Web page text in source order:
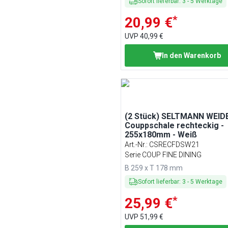
20,99 €*
UVP 40,99 €
In den Warenkorb
(2 Stück) SELTMANN
Couppschale rechteckig -
255x180mm - Weiß
Art.-Nr.: CSRECFDSW21
Serie COUP FINE DINING
B 259 x T 178 mm
Sofort lieferbar: 3 - 5 Werktage
25,99 €*
UVP 51,99 €